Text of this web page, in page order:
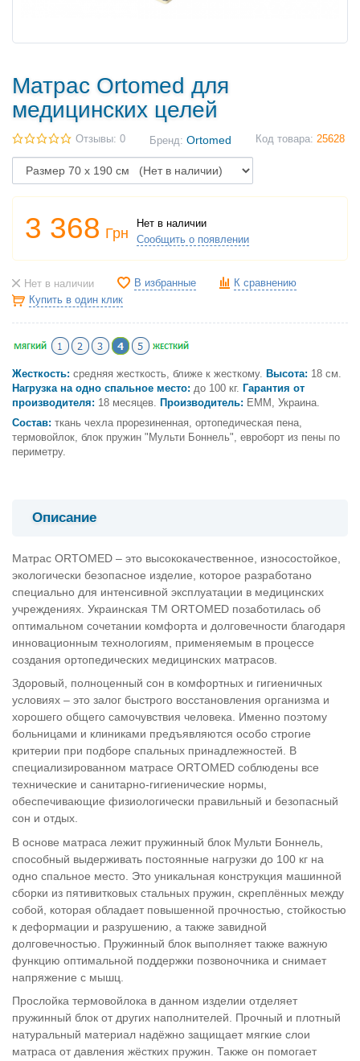
Матраc Ortomed для
медицинских целей
Отзывы: 0 Бренд: Ortomed Код товара: 25628
3 368 Грн
Нет в наличии
Сообщить о появлении
Нет в наличии В избранные
К сравнению
Купить в один клик
Жесткость: средняя жесткость, ближе к жесткому. Высота: 18 см.
Нагрузка на одно спальное место: до 100 кг. Гарантия от
производителя: 18 месяцев. Производитель: ЕММ, Украина.
Состав: ткань чехла прорезиненная, ортопедическая пена,
термовойлок, блок пружин "Мульти Боннель", евроборт из пены по
периметру.
Описание
Матрас ORTOMED – это высококачественное, износостойкое,
экологически безопасное изделие, которое разработано
специально для интенсивной эксплуатации в медицинских
учреждениях. Украинская ТМ ORTOMED позаботилась об
оптимальном сочетании комфорта и долговечности благодаря
инновационным технологиям, применяемым в процессе
создания ортопедических медицинских матрасов.
Здоровый, полноценный сон в комфортных и гигиеничных
условиях – это залог быстрого восстановления организма и
хорошего общего самочувствия человека. Именно поэтому
больницами и клиниками предъявляются особо строгие
критерии при подборе спальных принадлежностей. В
специализированном матрасе ORTOMED соблюдены все
технические и санитарно-гигиенические нормы,
обеспечивающие физиологически правильный и безопасный
сон и отдых.
В основе матраса лежит пружинный блок Мульти Боннель,
способный выдерживать постоянные нагрузки до 100 кг на
одно спальное место. Это уникальная конструкция машинной
сборки из пятивитковых стальных пружин, скреплённых между
собой, которая обладает повышенной прочностью, стойкостью
к деформации и разрушению, а также завидной
долговечностью. Пружинный блок выполняет также важную
функцию оптимальной поддержки позвоночника и снимает
напряжение с мышц.
Прослойка термовойлока в данном изделии отделяет
пружинный блок от других наполнителей. Прочный и плотный
натуральный материал надёжно защищает мягкие слои
матраса от давления жёстких пружин. Также он помогает